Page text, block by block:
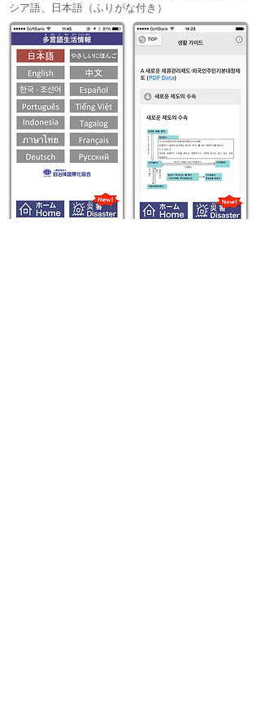
シア語、日本語（ふりがな付き）